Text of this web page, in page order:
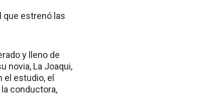
que estrenó las
y lleno de
novia, La Joaqui,
estudio, el
conductora,